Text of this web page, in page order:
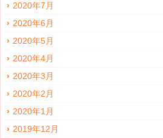
2020年7月
2020年6月
2020年5月
2020年4月
2020年3月
2020年2月
2020年1月
2019年12月